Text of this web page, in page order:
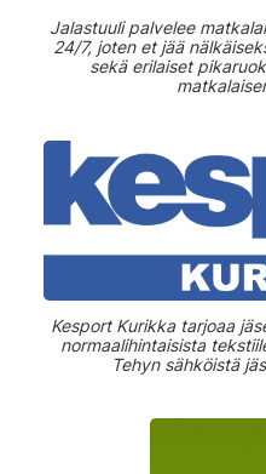
Jalastuuli palvelee
24/7, joten et jää
sekä erilaiset
Kesport Kurikka tarjoaa
normaalihintaisista
Tehyn sähköistä